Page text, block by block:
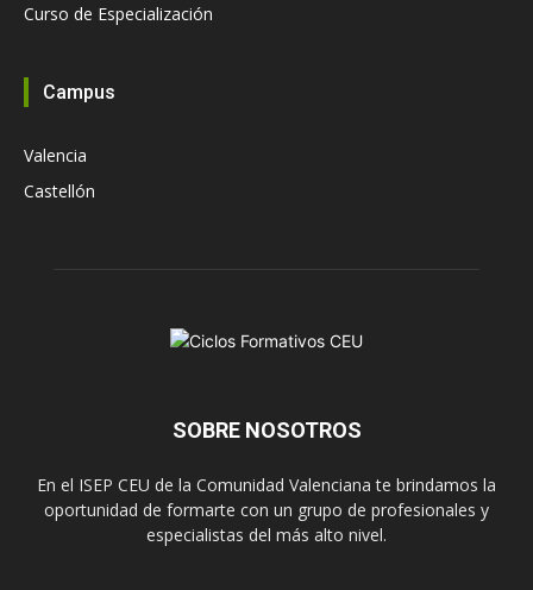
Curso de Especialización
Campus
Valencia
Castellón
SOBRE NOSOTROS
En el ISEP CEU de la Comunidad Valenciana te brindamos la
oportunidad de formarte con un grupo de profesionales y
especialistas del más alto nivel.